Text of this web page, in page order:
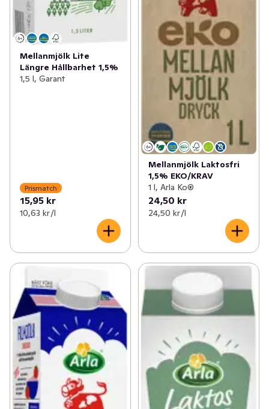
Mellanmjölk Lite
Längre Hållbarhet 1,5%
1,5 l, Garant
Prismatch
15,95 kr
10,63 kr /l
Mellanmjölk Laktosfri
1,5% EKO/KRAV
1 l, Arla Ko®
24,50 kr
24,50 kr /l